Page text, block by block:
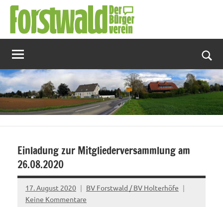
Zum
Inhalt
springen
Einladung zur Mitgliederversammlung am
26.08.2020
17. August 2020
BV Forstwald / BV Holterhöfe
Keine Kommentare